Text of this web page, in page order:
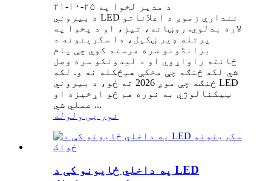
د مدیر لخوا په ۲۵-۱۰-۲۱
د بیروني LED نندارې زموږ د اعلاناتو
لاره بدلوي. روښانه، تیز، او د پخوا په
پرتله ډیر ښکیل، دا سکرینونه د
برانڈونو سره مرسته کوي چې پام
ځانته راواړوي او د لیدونکو سره وصل
شي لکه څنګه چې مخکې هیڅکله نه و. لکه
څنګه چې موږ 2026 ته ځو، د بیروني LED
ټیکنالوژي به نوره هم څو اړخیزه او
عملي شي ...
نور یی ولوله
په داخلي ځایونو کې د LED